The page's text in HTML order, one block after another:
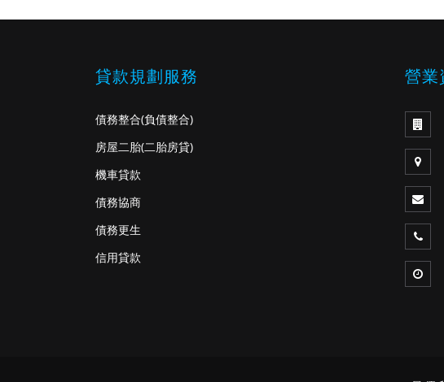
貸款規劃服務
債務整合(負債整合)
房屋二胎(二胎房貸)
機車貸款
債務協商
債務更生
信用貸款
營業